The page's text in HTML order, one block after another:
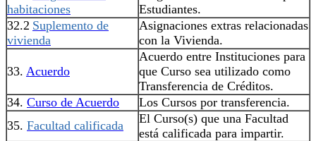
habitaciones
Estudiantes.
32.2 Suplemento de
vivienda
Asignaciones extras relacionadas
con la Vivienda.
33. Acuerdo
Acuerdo entre Instituciones para
que Curso sea utilizado como
Transferencia de Créditos.
34. Curso de Acuerdo
Los Cursos por transferencia.
35. Facultad calificada
El Curso(s) que una Facultad
está calificada para impartir.